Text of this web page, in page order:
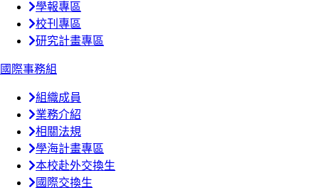
學報專區
校刊專區
研究計畫專區
國際事務組
組織成員
業務介紹
相關法規
學海計畫專區
本校赴外交換生
國際交換生